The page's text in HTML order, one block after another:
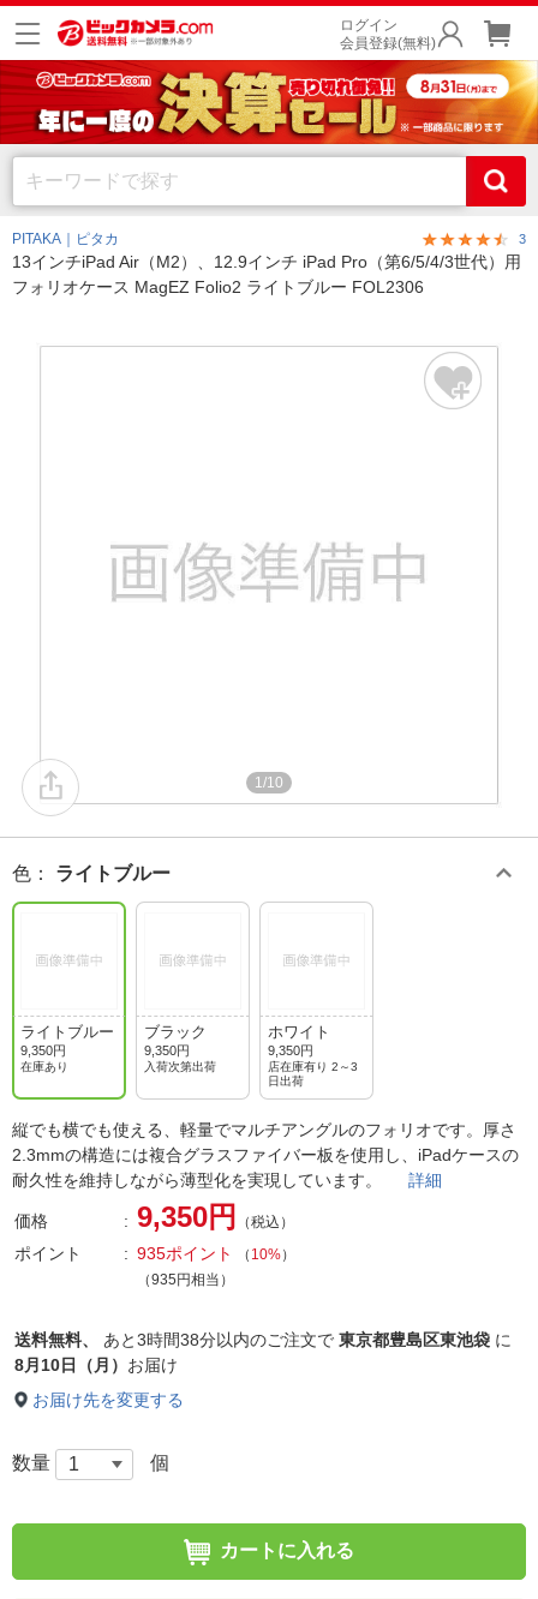
ログイン
会員登録(無料)
PITAKA｜ピタカ 3
13インチiPad Air（M2）、12.9インチ iPad Pro（第6/5/4/3世代）用
フォリオケース MagEZ Folio2 ライトブルー FOL2306
1/10
色 ： ライトブルー
ライトブルー
9,350円
在庫あり
ブラック
9,350円
入荷次第出荷
ホワイト
9,350円
店在庫有り 2～3
日出荷
縦でも横でも使える、軽量でマルチアングルのフォリオです。厚さ
2.3mmの構造には複合グラスファイバー板を使用し、iPadケースの
耐久性を維持しながら薄型化を実現しています。 詳細
価格 9,350円 （税込）
ポイント 935ポイント （ 10%）
（935円相当）
送料無料、 あと3時間38分以内のご注文で 東京都豊島区東池袋 に
8月10日（月） お届け
お届け先を変更する
数量 個
カートに入れる